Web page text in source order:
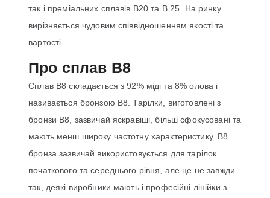
так і преміальних сплавів B20 та B 25. На ринку
вирізняється чудовим співвідношенням якості та
вартості.
Про сплав B8
Сплав B8 складається з 92% міді та 8% олова і
називається бронзою B8. Тарілки, виготовлені з
бронзи B8, зазвичай яскравіші, більш сфокусовані та
мають менш широку частотну характеристику. B8
бронза зазвичай використовується для тарілок
початкового та середнього рівня, але це не завжди
так, деякі виробники мають і професійні лінійки з